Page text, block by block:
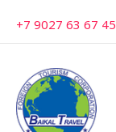
+7 9027 63 67 45